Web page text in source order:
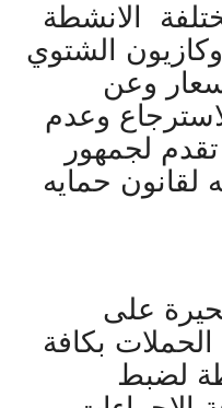
الانشطة
الشتوي
وعن
وعدم
لجمهور
لقانون حمايه
على
بكافة
لضبط